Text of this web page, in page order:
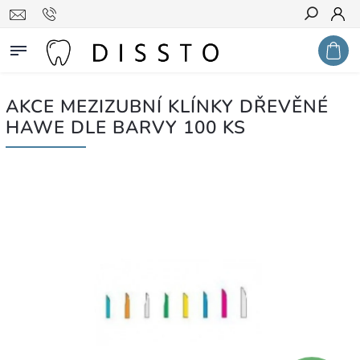
Hledat
AKCE MEZIZUBNÍ KLÍNKY DŘEVĚNÉ
HAWE DLE BARVY 100 KS